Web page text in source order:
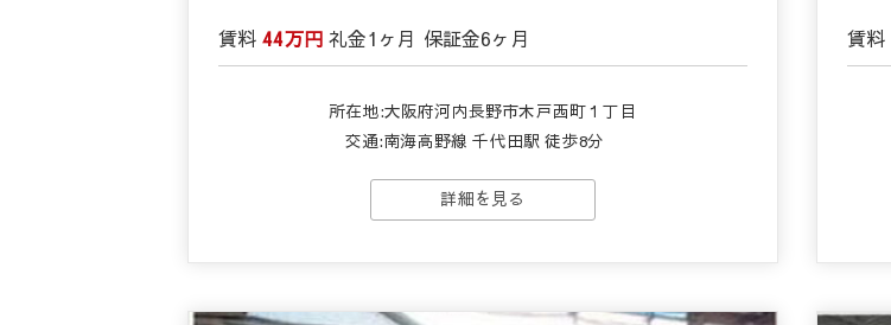
賃料 44万円 礼金1ヶ月 保証金6ヶ月
所在地:大阪府河内長野市木戸西町１丁目
交通:南海高野線 千代田駅 徒歩8分
詳細を見る
賃料